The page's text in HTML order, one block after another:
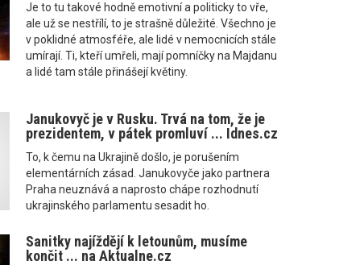
Je to tu takové hodně emotivní a politicky to vře,
ale už se nestřílí, to je strašně důležité. Všechno je
v poklidné atmosféře, ale lidé v nemocnicích stále
umírají. Ti, kteří umřeli, mají pomníčky na Majdanu
a lidé tam stále přinášejí květiny.
Janukovyč je v Rusku. Trvá na tom, že je
prezidentem, v pátek promluví ... Idnes.cz
To, k čemu na Ukrajině došlo, je porušením
elementárních zásad. Janukovyče jako partnera
Praha neuznává a naprosto chápe rozhodnutí
ukrajinského parlamentu sesadit ho.
Sanitky najíždějí k letounům, musíme
končit ... na Aktualne.cz